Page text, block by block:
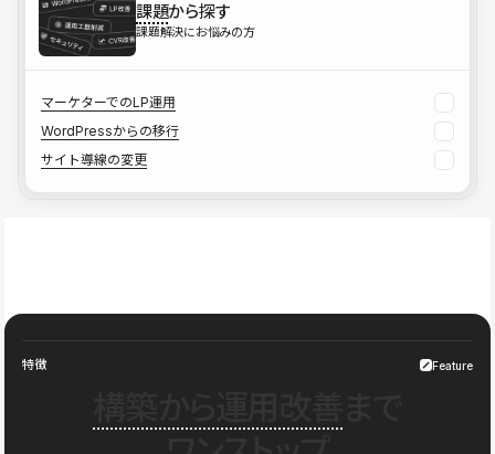
課題から探す
課題解決にお悩みの方
マーケターでのLP運用
WordPressからの移行
サイト導線の変更
特徴 Feature